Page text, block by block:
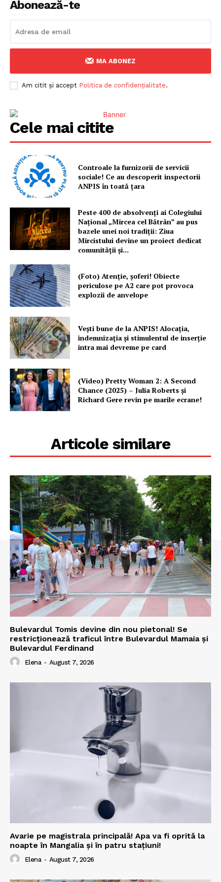
Abonează-te
MA ABONEZ
Am citit și accept Politica de confidențialitate.
Cele mai citite
Controale la furnizorii de servicii
sociale! Ce au descoperit inspectorii
ANPIS în toată țara
Peste 400 de absolvenți ai Colegiului
Național „Mircea cel Bătrân” au pus
bazele unei noi tradiții: Ziua
Mircistului devine un proiect dedicat
comunității și...
(Foto) Atenție, șoferi! Obiecte
periculose pe A2 care pot provoca
explozii de anvelope
Vești bune de la ANPIS! Alocația,
indemnizația și stimulentul de inserție
intra mai devreme pe card
(Video) Pretty Woman 2: A Second
Chance (2025) – Julia Roberts și
Richard Gere revin pe marile ecrane!
Articole similare
Bulevardul Tomis devine din nou pietonal! Se
restricționează traficul între Bulevardul Mamaia și
Bulevardul Ferdinand
Elena - August 7, 2026
Avarie pe magistrala principală! Apa va fi oprită la
noapte în Mangalia și în patru stațiuni!
Elena - August 7, 2026